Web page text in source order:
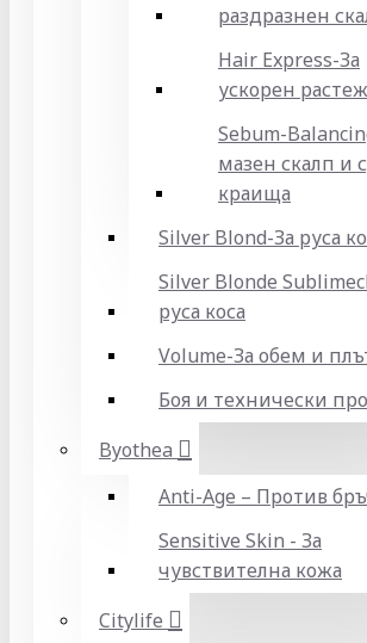
раздразнен
Hair Express-За
ускорен растеж
Sebum-
мазен скалп и
краища
Silver Blond-За руса
Silver Blonde
руса коса
Volume-За обем и
Боя и технически
Byothea
Anti-Age – Против
Sensitive Skin - За
чувствителна кожа
Citylife